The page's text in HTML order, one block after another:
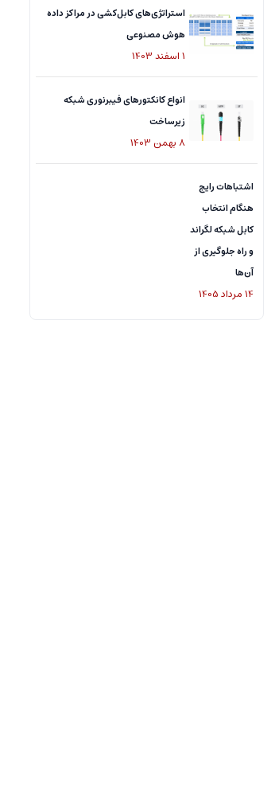
استراتژی‌های کابل‌کشی در مراکز داده
هوش مصنوعی
1 اسفند 1403
انواع کانکتورهای فیبرنوری شبکه
زیرساخت
8 بهمن 1403
اشتباهات رایج
هنگام انتخاب
کابل شبکه لگراند
و راه جلوگیری از
آن‌ها
14مرداد1405